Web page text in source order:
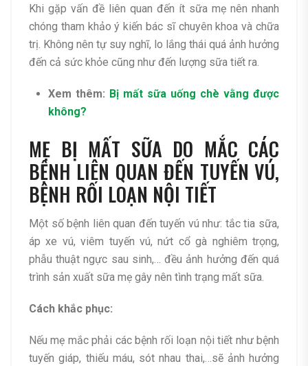
Khi gặp vấn đề liên quan đến ít sữa mẹ nên nhanh
chóng tham khảo ý kiến bác sĩ chuyên khoa và chữa
trị. Không nên tự suy nghĩ, lo lắng thái quá ảnh hưởng
đến cả sức khỏe cũng như đến lượng sữa tiết ra.
Xem thêm: Bị mất sữa uống chè vằng được
không?
MẸ BỊ MẤT SỮA DO MẮC CÁC
BỆNH LIÊN QUAN ĐẾN TUYẾN VÚ,
BỆNH RỐI LOẠN NỘI TIẾT
Một số bệnh liên quan đến tuyến vú như: tắc tia sữa,
áp xe vú, viêm tuyến vú, nứt cổ gà nghiêm trọng,
phẫu thuật ngực sau sinh,… đều ảnh hưởng đến quá
trình sản xuất sữa mẹ gây nên tình trạng mất sữa.
Cách khắc phục:
Nếu mẹ mắc phải các bệnh rối loạn nội tiết như bệnh
tuyến giáp, thiếu máu, sót nhau thai,…sẽ ảnh hưởng